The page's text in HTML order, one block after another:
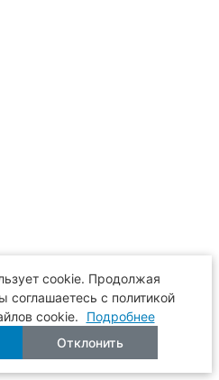
cookie. Продолжая
соглашаетесь с политикой
cookie.
Подробнее
Отклонить